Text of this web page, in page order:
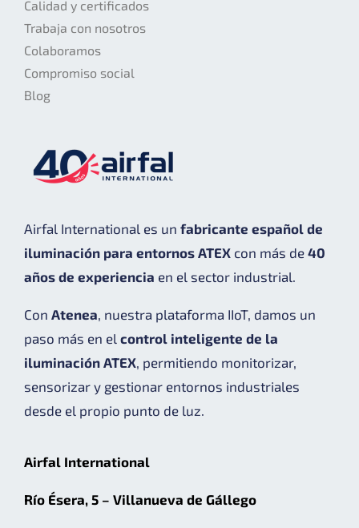
Calidad y certificados
Trabaja con nosotros
Colaboramos
Compromiso social
Blog
Airfal International es un fabricante español de
iluminación para entornos ATEXcon más de 40
años de experiencia en el sector industrial.
Con Atenea , nuestra plataforma IIoT, damos un
paso más en el control inteligente de la
iluminación ATEX, permitiendo monitorizar,
sensorizar y gestionar entornos industriales
desde el propio punto de luz.
Airfal International
Río Ésera, 5 – Villanueva de Gállego